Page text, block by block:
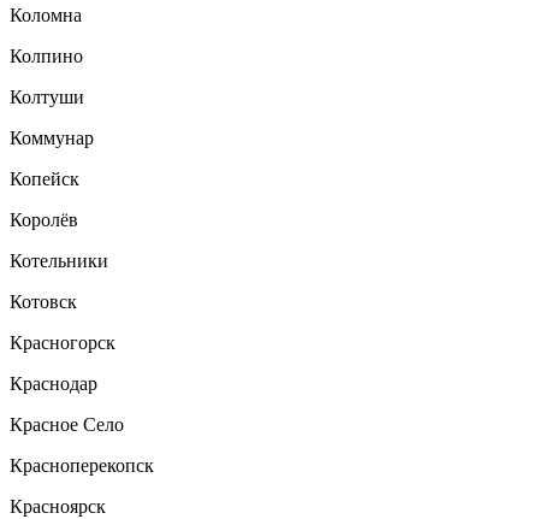
Коломна
Колпино
Колтуши
Коммунар
Копейск
Королёв
Котельники
Котовск
Красногорск
Краснодар
Красное Село
Красноперекопск
Красноярск